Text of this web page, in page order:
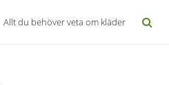
Allt du behöver veta om kläder